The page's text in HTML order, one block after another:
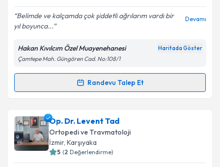
E-posta Adresiniz
Kişisel verilerimin işlenmesine ilişkin
Metni'ni okudum ve kişisel verilerimin belirtilen
kapsamda işlenmesini kabul ediyorum.
Belimde ve kalçamda çok şiddetli ağrılarım vardı bir
yıl boyunca...
Devamı
Hakan Kıvılcım Özel Muayenehanesi Haritada Göster
Çamtepe Mah. Güngören Cad. No:108/1
Randevu Talep Et
Randevu Takvimi Talebi
Op. Dr. Hakan Kıvılcımiçin randevu takvimi talebi
oluşturun. Size bu uzmandan randevu almanız için bir
takvim hazırlandığında e-posta ile bilgilendireceğiz.
Op. Dr. Levent Tad
Ortopedi ve Travmatoloji
İzmir, Karşıyaka
5 (2 Değerlendirme)